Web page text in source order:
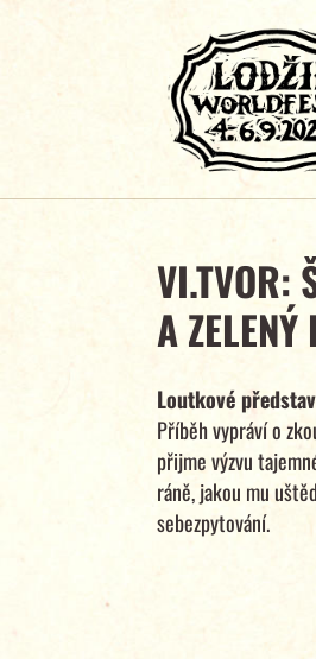
VI.TVOR:
A
Loutkové
Příběh vypráví o
přijme výzvu
ráně, jakou mu
sebezpytování.